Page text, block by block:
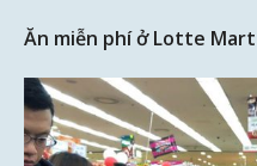
Ăn miễn phí ở Lotte